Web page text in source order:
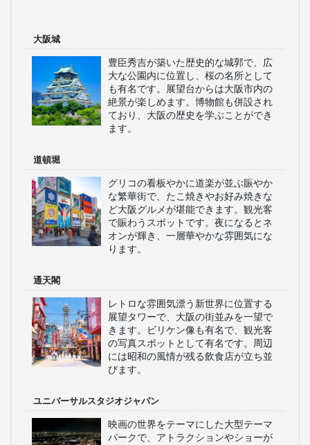
大阪城
豊臣秀吉が築いた歴史的な城郭で、広
大な公園内に位置し、桜の名所として
も有名です。展望台からは大阪市内の
絶景が楽しめます。博物館も併設され
ており、大阪の歴史を学ぶことができ
ます。
道頓堀
グリコの看板やかに道楽が並ぶ賑やか
な繁華街で、たこ焼きやお好み焼きな
ど大阪グルメが堪能できます。観光客
で賑わうスポットです。夜になるとネ
オンが輝き、一層華やかな雰囲気にな
ります。
通天閣
レトロな雰囲気漂う新世界に位置する
展望タワーで、大阪の街並みを一望で
きます。ビリケン像も有名で、観光客
の写真スポットとして有名です。周辺
には昭和の風情が残る飲食店が立ち並
びます。
ユニバーサルスタジオジャパン
映画の世界をテーマにした大型テーマ
パークで、アトラクションやショーが